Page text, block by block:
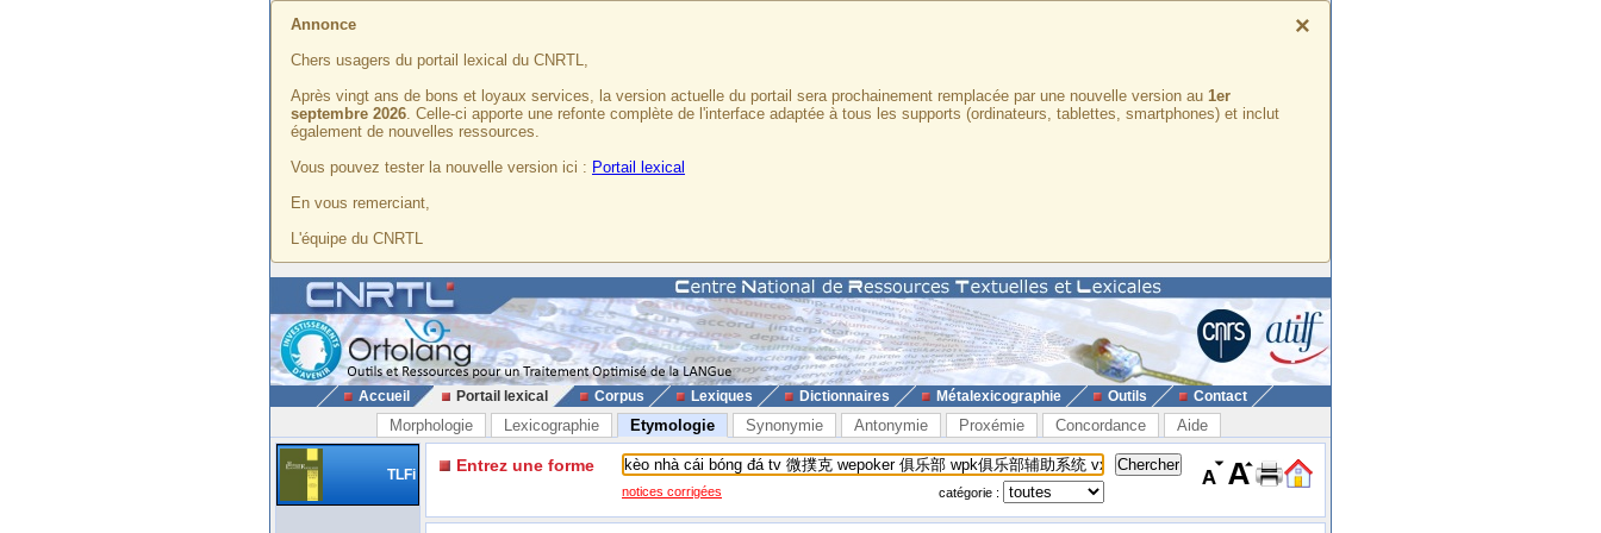
×
Annonce
Chers usagers du portail lexical du CNRTL,
Après vingt ans de bons et loyaux services, la version actuelle du portail sera prochainement remplacée par une nouvelle version au 1er
septembre 2026. Celle-ci apporte une refonte complète de l'interface adaptée à tous les supports (ordinateurs, tablettes, smartphones) et inclut
également de nouvelles ressources.
Vous pouvez tester la nouvelle version ici : Portail lexical
En vous remerciant,
L'équipe du CNRTL
Accueil Portail lexical Corpus Lexiques Dictionnaires Métalexicographie Outils Contact
Morphologie Lexicographie Etymologie Synonymie Antonymie Proxémie Concordance Aide
TLFi Entrez une forme
notices corrigées catégorie :